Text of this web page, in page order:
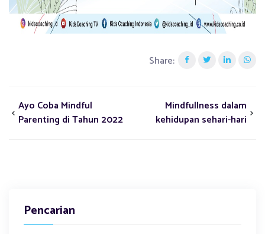
Share:
Ayo Coba Mindful
Parenting di Tahun 2022
Mindfullness dalam
kehidupan sehari-hari
Pencarian